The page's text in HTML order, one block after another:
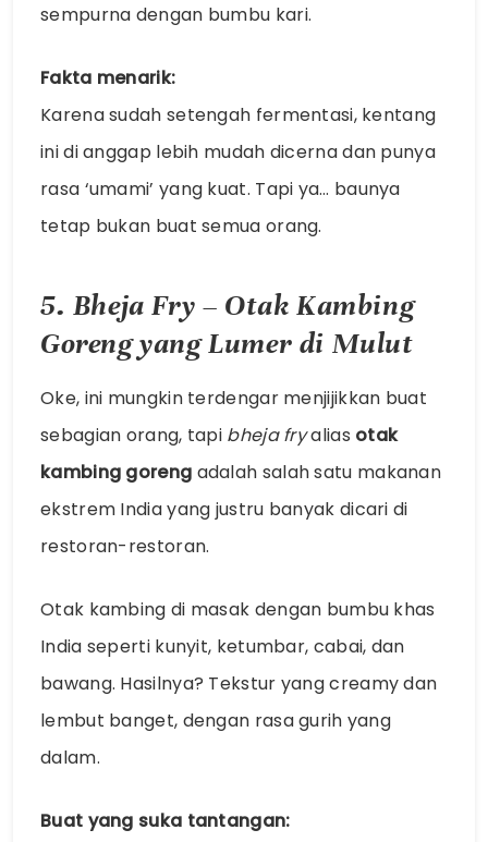
sempurna dengan bumbu kari.
Fakta menarik:
Karena sudah setengah fermentasi, kentang
ini di anggap lebih mudah dicerna dan punya
rasa ‘umami’ yang kuat. Tapi ya… baunya
tetap bukan buat semua orang.
5. Bheja Fry – Otak Kambing
Goreng yang Lumer di Mulut
Oke, ini mungkin terdengar menjijikkan buat
sebagian orang, tapi bheja fryalias otak
kambing goreng adalah salah satu makanan
ekstrem India yang justru banyak dicari di
restoran-restoran.
Otak kambing di masak dengan bumbu khas
India seperti kunyit, ketumbar, cabai, dan
bawang. Hasilnya? Tekstur yang creamy dan
lembut banget, dengan rasa gurih yang
dalam.
Buat yang suka tantangan: